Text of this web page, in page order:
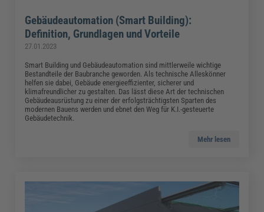
Gebäudeautomation (Smart Building):
Definition, Grundlagen und Vorteile
27.01.2023
Smart Building und Gebäudeautomation sind mittlerweile wichtige
Bestandteile der Baubranche geworden. Als technische Alleskönner
helfen sie dabei, Gebäude energieeffizienter, sicherer und
klimafreundlicher zu gestalten. Das lässt diese Art der technischen
Gebäudeausrüstung zu einer der erfolgsträchtigsten Sparten des
modernen Bauens werden und ebnet den Weg für K.I.-gesteuerte
Gebäudetechnik.
Mehr lesen